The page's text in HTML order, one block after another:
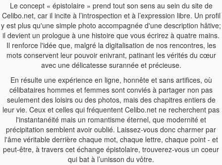
Le concept « épistolaire » prend tout son sens au sein du site de
Celibo.net, car il incite à l’introspection et à l’expression libre. Un profil
y est plus qu'une simple photo accompagnée d'une description hâtive;
il devient un prologue à une histoire que vous écrirez à quatre mains.
Il renforce l'idée que, malgré la digitalisation de nos rencontres, les
mots conservent leur pouvoir enivrant, patinant les vérités du cœur
avec une délicatesse surannée et précieuse.
En résulte une expérience en ligne, honnête et sans artifices, où
célibataires hommes et femmes sont conviés à partager non pas
seulement des loisirs ou des photos, mais des chapitres entiers de
leur vie. Ceux et celles qui fréquentent Celibo.net ne recherchent pas
l'instantanéité mais un romantisme éternel, que modernité et
précipitation semblent avoir oublié. Laissez-vous donc charmer par
l'âme véritable derrière chaque mot, chaque lettre, chaque point - et
peut-être, à travers cet échange épistolaire, trouverez-vous un coeur
qui bat à l’unisson du vôtre.